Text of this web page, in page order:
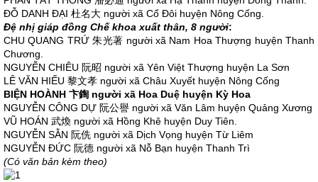
ĐỖ DANH ĐẠI 杜名大 người xã Cổ Đôi huyện Nông Cống.
Đệ nhị giáp đồng Chế khoa xuất thân, 8 người:
CHU QUANG TRỨ 朱光著 người xã Nam Hoa Thượng huyện Thanh
Chương.
NGUYỄN CHIÊU 阮昭 người xã Yên Việt Thượng huyện La Sơn
LÊ VĂN HIẾU 黎文孝 người xã Châu Xuyết huyện Nông Cống
BIỆN HOÀNH 卞鍧 người xã Hoa Duệ huyện Kỳ Hoa
NGUYỄN CÔNG DỰ 阮公譽 người xã Văn Lâm huyện Quảng Xương
VŨ HOÁN 武煥 người xã Hồng Khê huyện Duy Tiên.
NGUYỄN SẰN 阮侁 người xã Dịch Vọng huyện Từ Liêm
NGUYỄN ĐỨC 阮德 người xã Nỗ Bạn huyện Thanh Trì
(Có văn bản kèm theo)